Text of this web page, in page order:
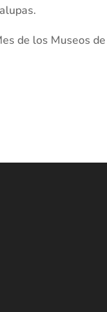
de los Museos de